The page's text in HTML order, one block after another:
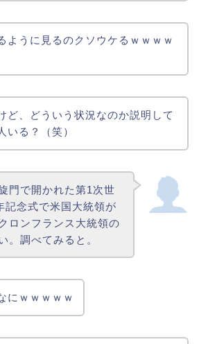
ように見るのクソウケるｗｗｗｗ
ど、どういう状況なのか説明して
いる？（笑）
門で開かれた第1次世
記念式で米国大統領が
ロンフランス大統領の
。調べてみると。
にｗｗｗｗｗ